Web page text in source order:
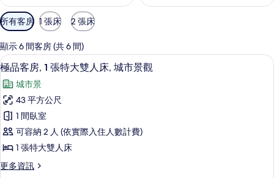
可
用
的
客
房
篩
選
條
件
所有客房 1 張床 2 張床
顯示 6 間客房 (共 6 間)
顯
示
極
品
客
房,
1
張
低過敏寢具、客房內保險箱、遮光布/
4
極品客房, 1 張特大雙人床, 城市景觀
城市景
43 平方公尺
1 間臥室
可容納 2 人 (依實際入住人數計費)
1 張特大雙人床
更多資訊
更